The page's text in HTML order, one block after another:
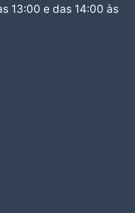
13:00 e das 14:00 às